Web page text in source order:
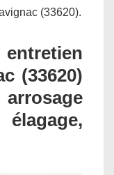
(33620).
(33620)